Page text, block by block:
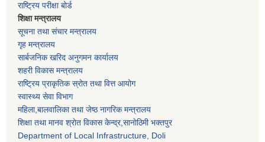
राष्ट्रिय परीक्षा बोर्ड
शिक्षा मन्त्रालय
सूचना तथा संचार मन्त्रालय
गृह मन्त्रालय
सार्बजनिक खरिद अनुगमन कार्यालय
शहरी विकास मन्त्रालय
राष्ट्रिय प्राकृतिक स्रोत तथा वित्त आयोग
स्वास्थ्य सेवा विभाग
महिला,बालवालिका तथा जेष्ठ नागरिक मन्त्रालय
शिक्षा तथा मानव श्राेत विकास केन्द्र,सानाेठिमी भक्तपुर
Department of Local Infrastructure, Doli